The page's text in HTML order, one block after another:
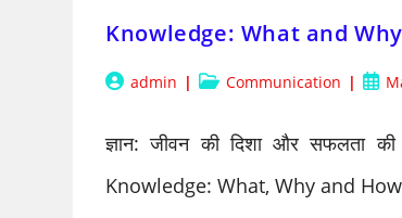
Knowledge: What and Why
Postadmin
PostCommunication
Post
ज्ञान: जीवन की दिशा और
Knowledge: What, Why and